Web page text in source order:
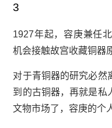
3
1927年起，容庚兼任
机会接触故宫收藏铜器
对于青铜器的研究必然
到的古铜器，再就是私
文物市场了，容庚的个